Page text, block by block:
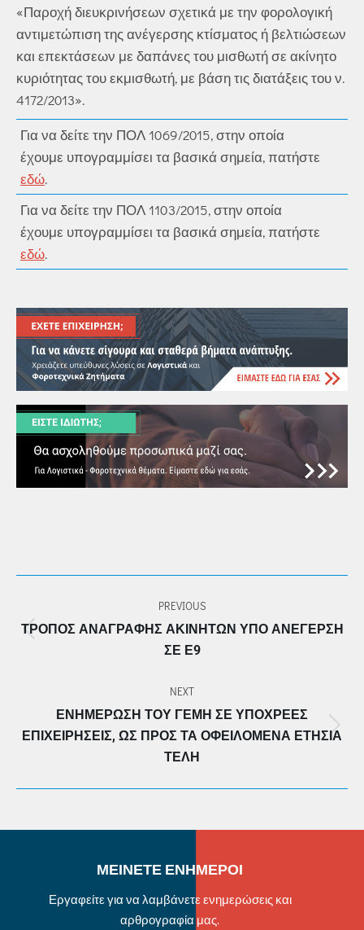
«Παροχή διευκρινήσεων σχετικά με την φορολογική
αντιμετώπιση της ανέγερσης κτίσματος ή βελτιώσεων
και επεκτάσεων με δαπάνες του μισθωτή σε ακίνητο
κυριότητας του εκμισθωτή, με βάση τις διατάξεις του ν.
4172/2013».
Για να δείτε την ΠΟΛ 1069/2015, στην οποία
έχουμε υπογραμμίσει τα βασικά σημεία, πατήστε
εδώ.
Για να δείτε την ΠΟΛ 1103/2015, στην οποία
έχουμε υπογραμμίσει τα βασικά σημεία, πατήστε
εδώ.
PREVIOUS
Previous
post:
ΤΡΌΠΟΣ ΑΝΑΓΡΑΦΉΣ ΑΚΙΝΉΤΩΝ ΥΠΌ ΑΝΈΓΕΡΣΗ
ΣΕ Ε9
NEXT
Next
post:
ΕΝΗΜΈΡΩΣΗ ΤΟΥ ΓΕΜΗ ΣΕ ΥΠΌΧΡΕΕΣ
ΕΠΙΧΕΙΡΉΣΕΙΣ, ΩΣ ΠΡΟΣ ΤΑ ΟΦΕΙΛΌΜΕΝΑ ΕΤΉΣΙΑ
ΤΈΛΗ
ΜΕΙΝΕΤΕ ΕΝΗΜΕΡΟΙ
Εργαφείτε για να λαμβάνετε ενημερώσεις και
αρθρογραφία μας.